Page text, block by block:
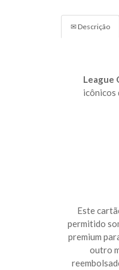
✉ Descrição
League
icônicos
Este
permitido
premium
outro